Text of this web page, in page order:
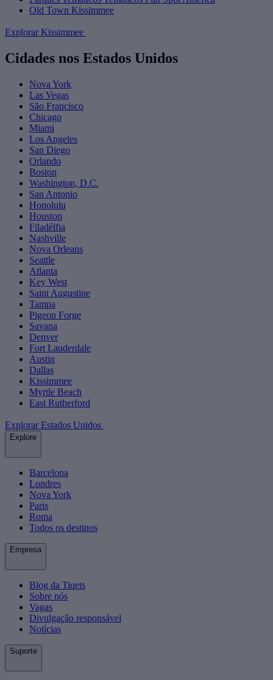
Old Town Kissimmee
Explorar Kissimmee
Cidades nos Estados Unidos
Nova York
Las Vegas
São Francisco
Chicago
Miami
Los Angeles
San Diego
Orlando
Boston
Washington, D.C.
San Antonio
Honolulu
Houston
Filadélfia
Nashville
Nova Orleans
Seattle
Atlanta
Key West
Saint Augustine
Tampa
Pigeon Forge
Savana
Denver
Fort Lauderdale
Austin
Dallas
Kissimmee
Myrtle Beach
East Rutherford
Explorar Estados Unidos
Explore
Barcelona
Londres
Nova York
Paris
Roma
Todos os destinos
Empresa
Blog da Tiqets
Sobre nós
Vagas
Divulgação responsável
Notícias
Suporte